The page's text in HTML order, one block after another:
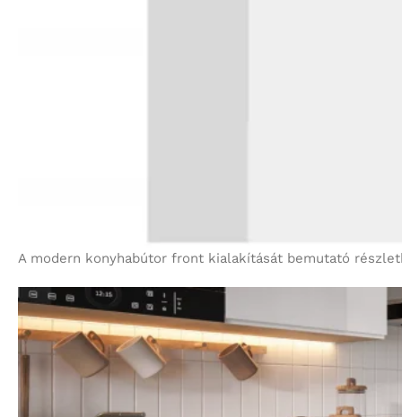
A modern konyhabútor front kialakítását bemutató